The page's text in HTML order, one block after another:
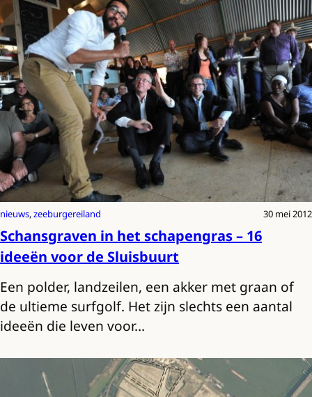
nieuws, zeeburgereiland 30 mei 2012
Schansgraven in het schapengras – 16
ideeën voor de Sluisbuurt
Een polder, landzeilen, een akker met graan of
de ultieme surfgolf. Het zijn slechts een aantal
ideeën die leven voor…